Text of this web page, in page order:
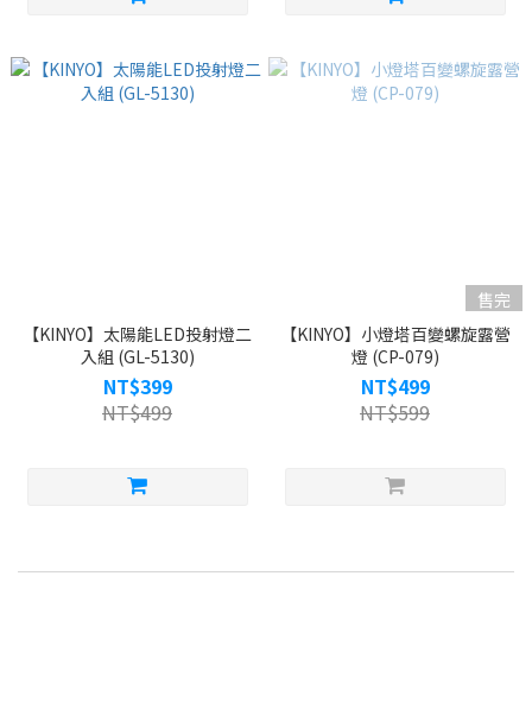
【KINYO】太陽能LED投射燈二
入組 (GL-5130)
NT$399
NT$499
售完
【KINYO】小燈塔百變螺旋露營
燈 (CP-079)
NT$499
NT$599